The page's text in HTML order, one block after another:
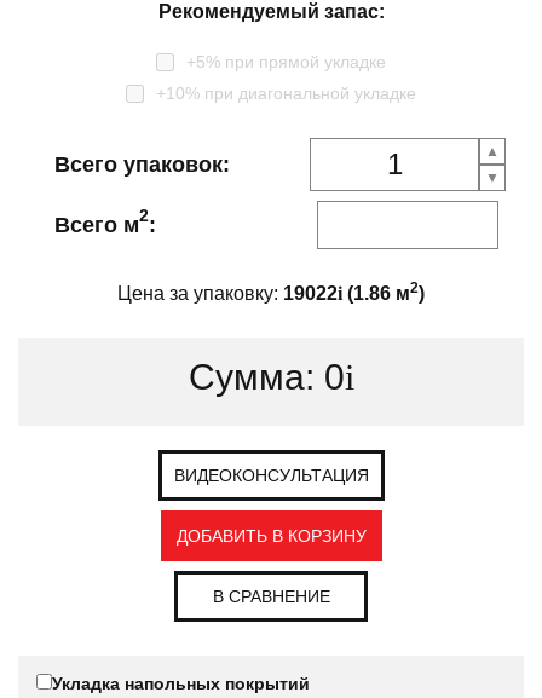
Рекомендуемый запас:
+5% при прямой укладке
+10% при диагональной укладке
Всего упаковок:
Всего м2:
Цена за упаковку: 19022i (1.86 м2)
Сумма: 0i
ВИДЕОКОНСУЛЬТАЦИЯ
ДОБАВИТЬ В КОРЗИНУ
В СРАВНЕНИЕ
Укладка напольных покрытий